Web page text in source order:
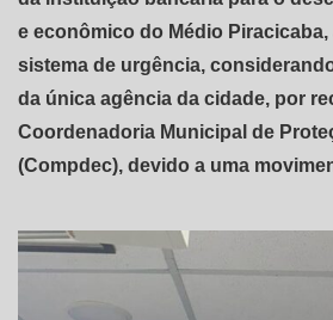
e econômico do Médio
sistema de urgência,
da única agência da cidade, por
Coordenadoria Municipal de
(Compdec), devido a uma